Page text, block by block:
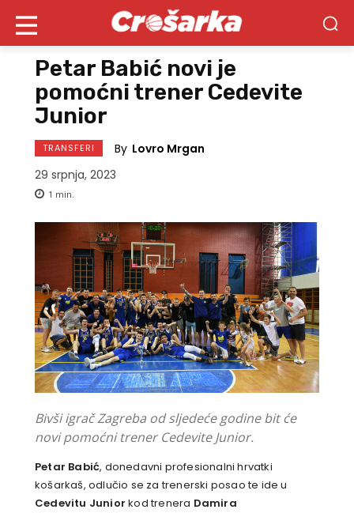
Petar Babić novi je
pomoćni trener Cedevite
Junior
TRANSFERI By Lovro Mrgan
29 srpnja, 2023
1 min.
Bivši igrač Zagreba od sljedeće godine bit će
novi pomoćni trener Cedevite Junior.
Petar Babić, donedavni profesionalni hrvatki
košarkaš, odlučio se za trenerski posao te ide u
Cedevitu Junior kod trenera Damira